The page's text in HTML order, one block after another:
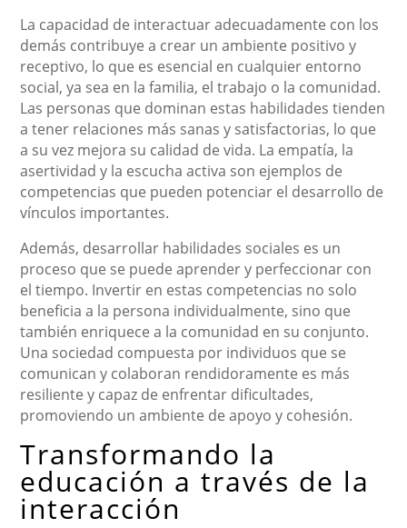
La capacidad de interactuar adecuadamente con los
demás contribuye a crear un ambiente positivo y
receptivo, lo que es esencial en cualquier entorno
social, ya sea en la familia, el trabajo o la comunidad.
Las personas que dominan estas habilidades tienden
a tener relaciones más sanas y satisfactorias, lo que
a su vez mejora su calidad de vida. La empatía, la
asertividad y la escucha activa son ejemplos de
competencias que pueden potenciar el desarrollo de
vínculos importantes.
Además, desarrollar habilidades sociales es un
proceso que se puede aprender y perfeccionar con
el tiempo. Invertir en estas competencias no solo
beneficia a la persona individualmente, sino que
también enriquece a la comunidad en su conjunto.
Una sociedad compuesta por individuos que se
comunican y colaboran rendidoramente es más
resiliente y capaz de enfrentar dificultades,
promoviendo un ambiente de apoyo y cohesión.
Transformando la
educación a través de la
interacción